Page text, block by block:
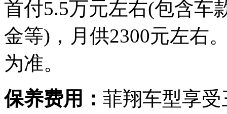
首付5.5万元左右(包含车
金等)，月供2300元左右
为准。
保养费用： 菲翔车型享